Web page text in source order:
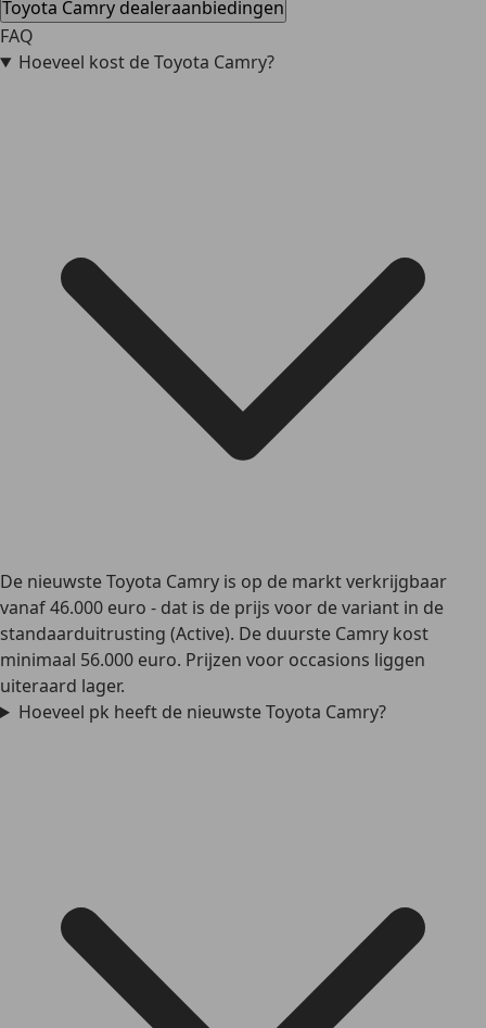
Toyota Camry dealeraanbiedingen
FAQ
Hoeveel kost de Toyota Camry?
De nieuwste Toyota Camry is op de markt verkrijgbaar
vanaf 46.000 euro - dat is de prijs voor de variant in de
standaarduitrusting (Active). De duurste Camry kost
minimaal 56.000 euro. Prijzen voor occasions liggen
uiteraard lager.
Hoeveel pk heeft de nieuwste Toyota Camry?